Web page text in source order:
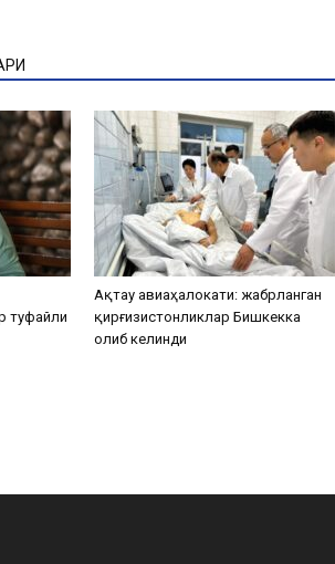
туфайли
Ақтау авиаҳалокати: жабрланган
қирғизистонликлар Бишкекка
олиб келинди